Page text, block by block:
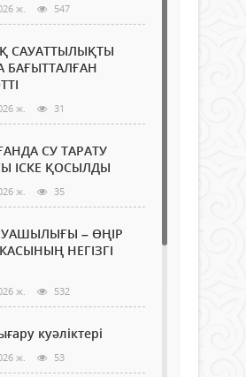
ж. 547
САУАТТЫЛЫҚТЫ
БАҒЫТТАЛҒАН
ж. 31
СУ ТАРАТУ
ІСКЕ ҚОСЫЛДЫ
ж. 35
– ӨҢІР
НЕГІЗГІ
ж. 532
куәліктері
ж. 53